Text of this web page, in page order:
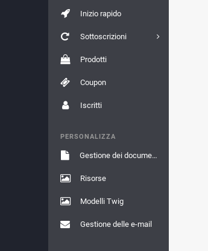
Inizio rapido
Sottoscrizioni
Prodotti
Coupon
Iscritti
PERSONALIZZA
Gestione dei documenti
Risorse
Modelli Twig
Gestione delle e-mail